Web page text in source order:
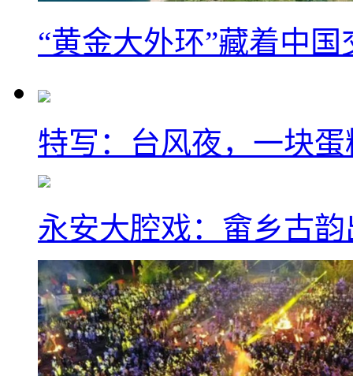
“黄金大外环”藏着中
特写：台风夜，一块
永安大腔戏：畲乡古